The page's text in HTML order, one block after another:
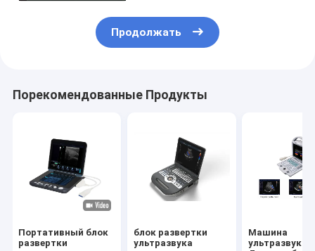
Продолжать
Порекомендованные Продукты
Портативный блок
развертки
блок развертки
ультразвука
Машина
ультразвука